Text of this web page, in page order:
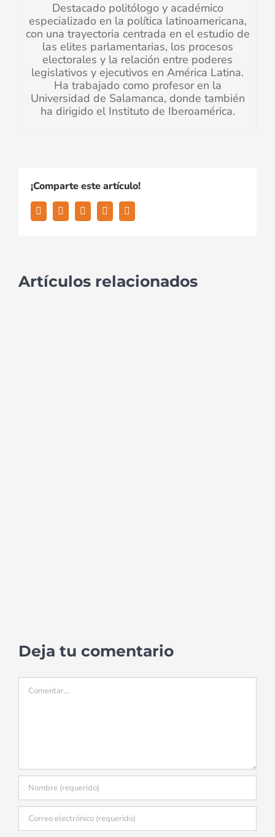
Destacado politólogo y académico
especializado en la política latinoamericana,
con una trayectoria centrada en el estudio de
las elites parlamentarias, los procesos
electorales y la relación entre poderes
legislativos y ejecutivos en América Latina.
Ha trabajado como profesor en la
Universidad de Salamanca, donde también
ha dirigido el Instituto de Iberoamérica.
¡Comparte este artículo!
Artículos relacionados
Deja tu comentario